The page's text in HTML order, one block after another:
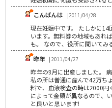
こんばんは | 2011/04/28
現在妊娠中です。 たしかに
います。無料券の地域もあれ
も。 なので、役所に聞いてみ
昨年 | 2011/04/27
昨年の9月に出産しました。
私の所は普通に産んで42万ち
料で、血液検査の時は2000
によって金額が異なるので、
と良いと思います!